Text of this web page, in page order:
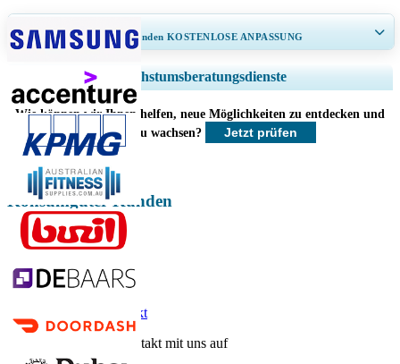
ERHALTEN SIE 30–60 stunden KOSTENLOSE ANPASSUNG
Regionale und länderspezifische Abdeckung erweitern, Segmentanalyse,
Unternehmensprofile, Wettbewerbs-Benchmarking, und Endnutzer-
Einblicke.
Jetzt anpassen
Wachstumsberatungsdienste
Wie können wir Ihnen helfen, neue Möglichkeiten zu entdecken und
schneller zu wachsen?
Jetzt prüfen
Konsumgüter Kunden
Verwandte Berichte
Kühlschrankmarkt
Nehmen Sie Kontakt mit uns auf